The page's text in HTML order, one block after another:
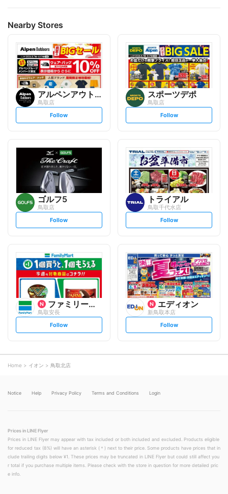
Nearby Stores
アルペンアウトドアーズエッセ...
鳥取店
s
l
o
w
Follow
スポーツデポ
鳥取店
s
o
w
Follow
ゴルフ5
鳥取店
s
l
o
w
Follow
トライアル
鳥取千代水店
s
l
o
w
Follow
ファミリーマート
鳥取安長
s
l
o
w
Follow
エディオン
新鳥取本店
s
l
Follow
Home イオン 鳥取北店
Notice Help Privacy Policy Terms and Conditions Login
Prices in LINE Flyer
Prices in LINE Flyer may appear with tax included or both included and excluded. Products eligible
for reduced tax (8%) will have an asterisk (＊) next to their price. Some products have prices that in
clude trailing digits below ¥1. These prices may be truncated in LINE Flyer but could still affect you
r total if you purchase multiple items. Please check with the store in question for more detailed pric
e info.